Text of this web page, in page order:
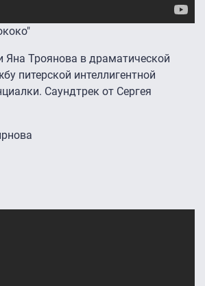
Яна Троянова в драматической
питерской интеллигентной
Саундтрек от Сергея